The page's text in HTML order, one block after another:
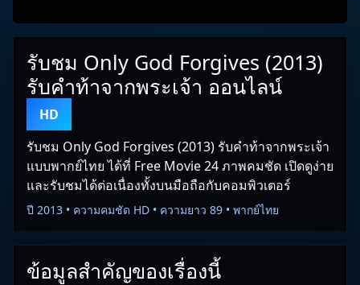
รับชม Only God Forgives (2013)
รับคำท้าจากพระเจ้า ออนไลน์
HD
รับชม Only God Forgives (2013) รับคำท้าจากพระเจ้า
แบบพากย์ไทย ได้ที่ Free Movie 24 ภาพคมชัด เปิดดูง่าย
และรับชมได้ต่อเนื่องทั้งบนมือถือกับคอมพิวเตอร์
ปี 2013 • ความคมชัด HD • ความยาว 89 • พากย์ไทย
ข้อมูลสำคัญของเรื่องนี้